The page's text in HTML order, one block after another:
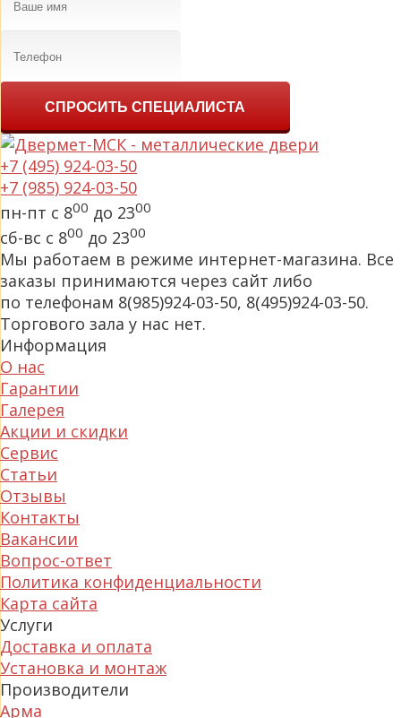
СПРОСИТЬ СПЕЦИАЛИСТА
+7 (495) 924-03-50
+7 (985) 924-03-50
пн-пт с 800 до 2300
сб-вс с 800 до 2300
Мы работаем в режиме интернет-магазина. Все
заказы принимаются через сайт либо
по телефонам 8(985)924-03-50, 8(495)924-03-50.
Торгового зала у нас нет.
Информация
О нас
Гарантии
Галерея
Акции и скидки
Сервис
Статьи
Отзывы
Контакты
Вакансии
Вопрос-ответ
Политика конфиденциальности
Карта сайта
Услуги
Доставка и оплата
Установка и монтаж
Производители
Арма